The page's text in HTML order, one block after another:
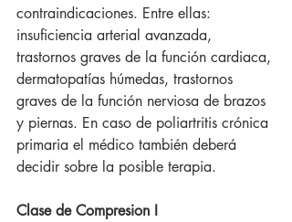
contraindicaciones. Entre ellas:
insuficiencia arterial avanzada,
trastornos graves de la función cardiaca,
dermatopatías húmedas, trastornos
graves de la función nerviosa de brazos
y piernas. En caso de poliartritis crónica
primaria el médico también deberá
decidir sobre la posible terapia.
Clase de Compresion I